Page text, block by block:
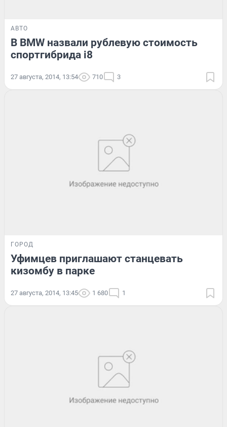
АВТО
В BMW назвали рублевую стоимость
спортгибрида i8
27 августа, 2014, 13:54 710 3
ГОРОД
Уфимцев приглашают станцевать
кизомбу в парке
27 августа, 2014, 13:45 1 680 1